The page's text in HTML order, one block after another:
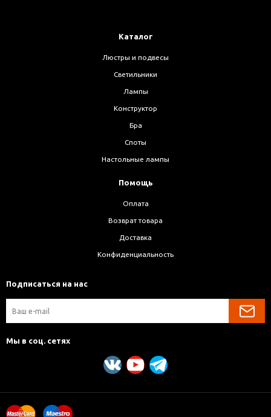
Каталог
Люстры и подвесы
Светильники
Лампы
Конструктор
Бра
Споты
Настольные лампы
Помощь
Оплата
Возврат товара
Доставка
Конфиденциальность
Подписаться на нас
Мы в соц. сетях